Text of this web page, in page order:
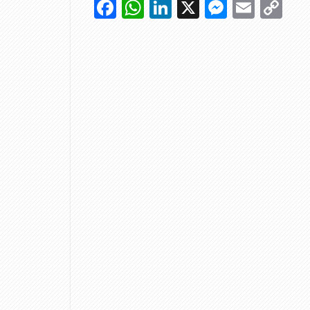
Facebook
WhatsApp
LinkedIn
X Email